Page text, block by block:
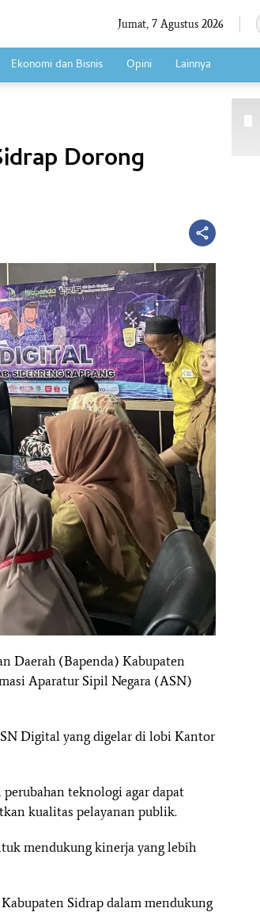
Jumat, 7 Agustus 2026
Ekonomi dan Bisnis Opini Lainnya
Dorong
Daerah (Bapenda) Kabupaten
Aparatur Sipil Negara (ASN)
Digital yang digelar di lobi Kantor
teknologi agar dapat
kualitas pelayanan publik.
mendukung kinerja yang lebih
Sidrap dalam mendukung